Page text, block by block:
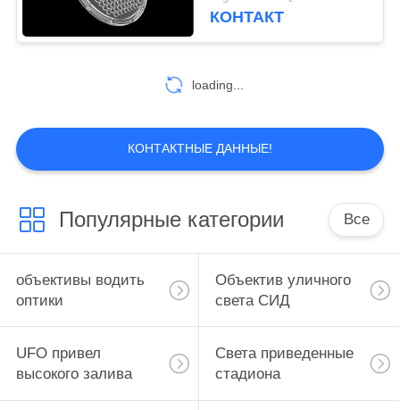
Мулти объектив
26
Блок объектива
СИД
24
аттестованная для на
КОНТАКТ
loading...
КОНТАКТНЫЕ ДАННЫЕ!
Популярные категории Все
объективы водить
оптики
Объектив уличного
света СИД
UFO привел
высокого залива
Света приведенные
стадиона